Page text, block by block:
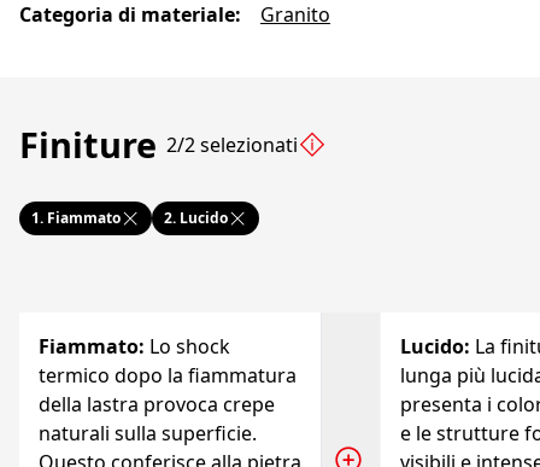
Categoria di materiale: Granito
Finiture 2/2 selezionati
1. Fiammato 2. Lucido
Fiammato: Lo shock
termico dopo la fiammatura
della lastra provoca crepe
naturali sulla superficie.
Lucido: La
lunga più
presenta i
e le strutture